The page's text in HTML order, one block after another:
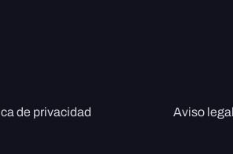
de privacidad Aviso legal